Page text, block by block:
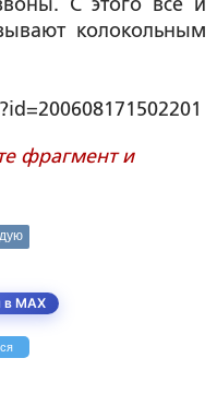
С этого все и
колокольным
фрагмент и
в MAX